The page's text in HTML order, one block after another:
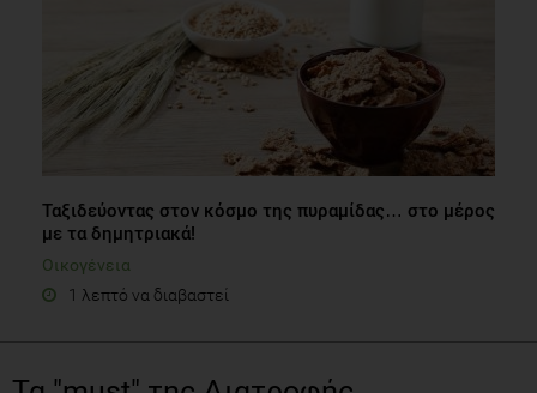
Ταξιδεύοντας στον κόσμο της πυραμίδας… στο μέρος
με τα δημητριακά!
Οικογένεια
1 λεπτό να διαβαστεί